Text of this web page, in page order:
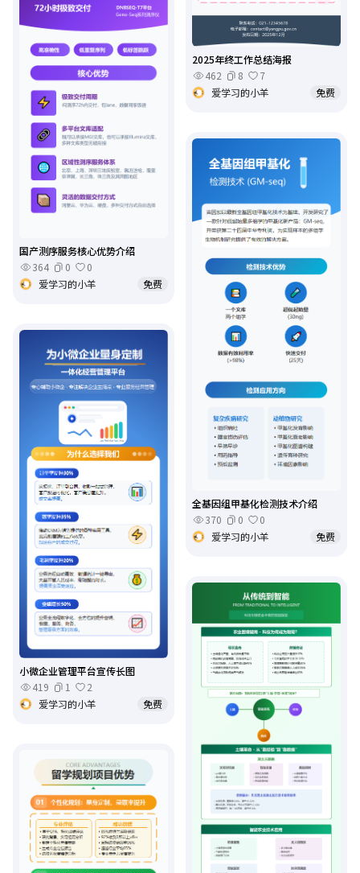
2025年终工作总结海报
462
8
7
爱学习的小羊
免费
国产测序服务核心优势介绍
364
0
0
爱学习的小羊
免费
全基因组甲基化检测技术介绍
370
0
0
爱学习的小羊
免费
小微企业管理平台宣传长图
419
1
2
爱学习的小羊
免费